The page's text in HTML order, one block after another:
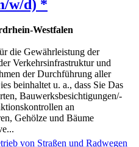
w/d) *
Westfalen
die Gewährleistung der
Verkehrsinfrastruktur und
der Durchführung aller
beinhaltet u. a., dass Sie Das
Bauwerksbesichtigungen/-
an
Gehölze und Bäume